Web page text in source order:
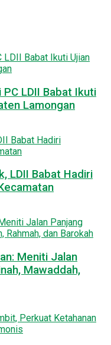
LDII Babat Ikuti
Lamongan
LDII Babat Hadiri
Meniti Jalan
Mawaddah,